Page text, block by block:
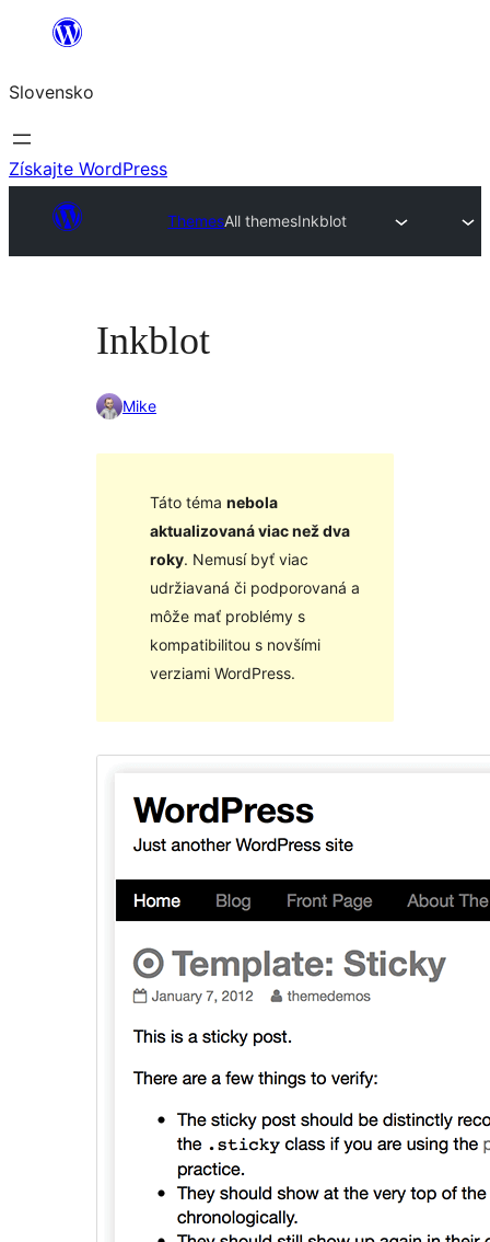
Prejsť
obsah
Slovensko
Získajte WordPress
ThemesAll themesInkblot
Inkblot
Mike
Táto téma nebola
aktualizovaná viac než dva
roky. Nemusí byť viac
udržiavaná či podporovaná a
môže mať problémy s
kompatibilitou s novšími
verziami WordPress.